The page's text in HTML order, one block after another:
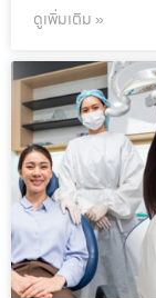
ดูเพิ่มเติม »